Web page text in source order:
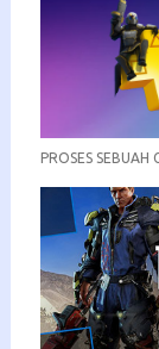
PROSES SEBUAH